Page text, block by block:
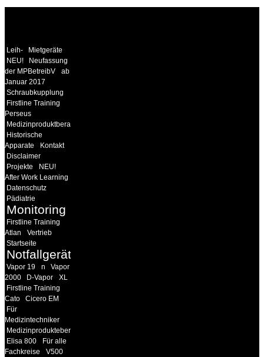
Leih-
Mietgeräte
NEU!
Neufassung
der MPBetreibV
ab
Januar 2017
Schraubkupplung
Firstline Training
Perseus
Medizinproduktberater
Historische
Apparate
Kontakt
Disclaimer
Projekte
NEU!
After Work Learning
Datenschutz
Pädiatrie
Monitoring
Firstline Training
Atlan
Vertrieb
Startseite
Notfallgeräte
Vapor 19 n
Vapor
2000
D-Vapor
XL
Firstline Training
Cato
Cicero EM
Für
Medizintechniker
Medizinprodukteberater
Elisa 800
Für alle
Fachkreise
V500